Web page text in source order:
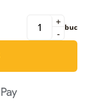
-
+ buc